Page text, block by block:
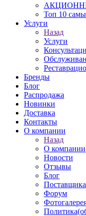
Топ 10
Услуги
Назад
Услуги
Бренды
Блог
Распродажа
Новинки
Доставка
Контакты
О компании
Назад
О компании
Новости
Отзывы
Блог
Форум